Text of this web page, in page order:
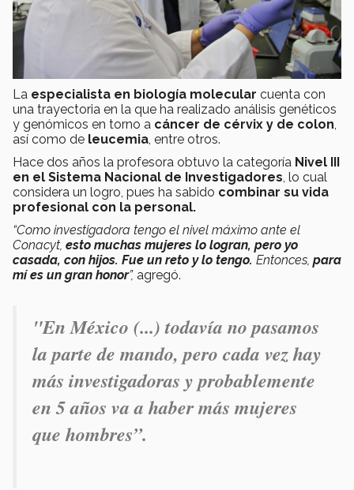
La especialista en biología molecular cuenta con
una trayectoria en la que ha realizado análisis genéticos
y genómicos en torno a cáncer de cérvix y de colon
así como de leucemia , entre otros.
Hace dos años la profesora obtuvo la categoría Nivel III
en el Sistema Nacional de Investigadores , lo cual
considera un logro, pues ha sabido combinar su vida
profesional con la personal.
“Como investigadora tengo el nivel máximo ante el
Conacyt, esto muchas mujeres lo logran, pero yo
casada, con hijos. Fue un reto y lo tengo. Entonces, para
mí es un gran honor”, agregó.
"En México (...) todavía no pasamos
la parte de mando, pero cada vez hay
más investigadoras y probablemente
en 5 años va a haber más mujeres
que hombres”.